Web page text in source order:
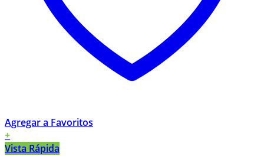
Agregar a Favoritos
+
Vista Rápida